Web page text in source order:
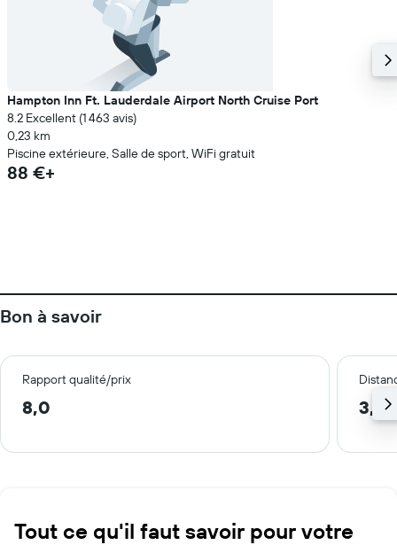
Hampton Inn Ft. Lauderdale Airport North Cruise Port
8.2 Excellent (1 463 avis)
0,23 km
Piscine extérieure, Salle de sport, WiFi gratuit
88 €+
Bon à savoir
Rapport qualité/prix
8,0 3,6
Tout ce qu'il faut savoir pour votre